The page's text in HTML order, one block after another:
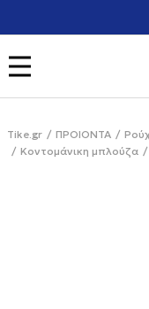
Tike.gr ΠΡΟΙΟΝΤΑ
Κοντομάνικη μπλούζα